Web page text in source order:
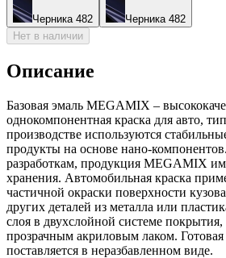
Черника 482
Черника 482
Нет в наличии
Описание
Базовая эмаль MEGAMIX –
однокомпонентная краска для авто,
производстве используются
продукты на основе нано-
разработкам, продукция MEGAMIX
хранения. Автомобильная краска
частичной окраски поверхности
других деталей из металла или
слоя в двухслойной системе покрытия,
прозрачным акриловым лаком. Готовая
поставляется в неразбавленном виде.